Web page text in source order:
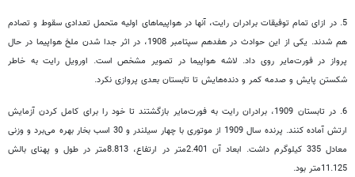
5. در ازای تمام توفیقات برادران رایت، آنها در هواپیماهای اولیه متحمل تعدادی سقوط و تصادم
هم شدند. یکی از این حوادث در هفدهم سپتامبر 1908، در اثر جدا شدن ملخ هواپیما در حال
پرواز در فورت‌مایر روی داد. لاشه هواپیما در تصویر مشخص است. اورویل رایت به خاطر
شکستن پایش و صدمه کمر و دنده‌هایش تا تابستان بعدی پروازی نکرد.
6. در تابستان 1909، برادران رایت به فورت‌مایر بازگشتند تا خود را برای کامل کردن آزمایش
ارتش آماده کنند. پرنده سال 1909 از موتوری با چهار سیلندر و 30 اسب بخار بهره می‌برد و وزنی
معادل 335 کیلوگرم داشت. ابعاد آن 2.401متر در ارتفاع، 8.813متر در طول و پهنای بالش
11.125متر بود.